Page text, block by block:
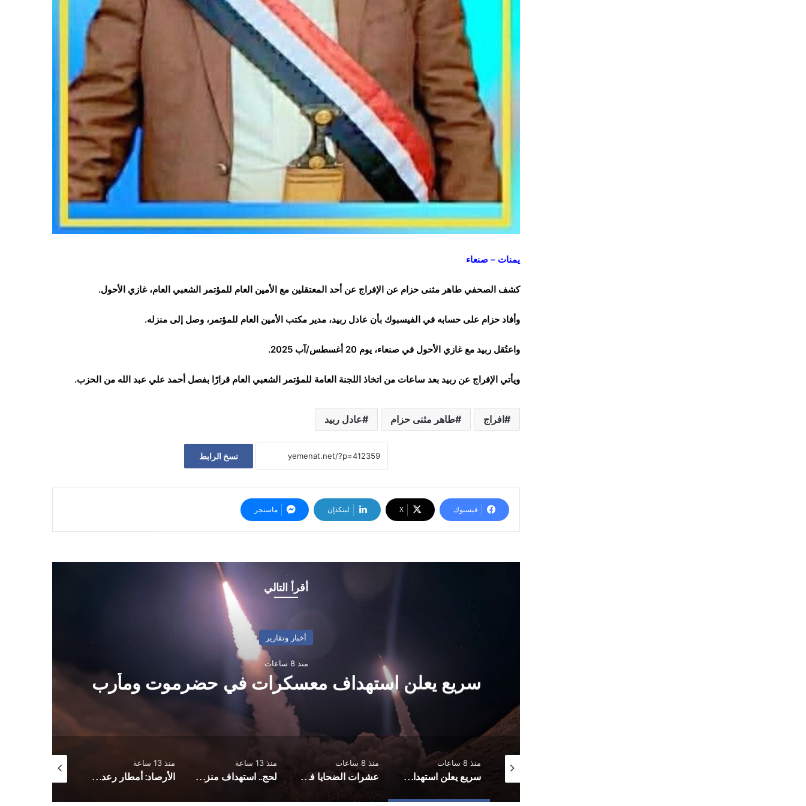
يمنات – صنعاء
كشف الصحفي طاهر مثنى حزام عن الإفراج عن أحد المعتقلين مع الأمين العام للمؤتمر الشعبي العام، غازي الأحول.
وأفاد حزام على حسابه في الفيسبوك بأن عادل ربيد، مدير مكتب الأمين العام للمؤتمر، وصل إلى منزله.
واعتُقل ربيد مع غازي الأحول في صنعاء، يوم 20 أغسطس/آب 2025.
ويأتي الإفراج عن ربيد بعد ساعات من اتخاذ اللجنة العامة للمؤتمر الشعبي العام قرارًا بفصل أحمد علي عبد الله من الحزب.
افراج طاهر مثنى حزام عادل ربيد
نسخ الرابط
فيسبوك ‫X لينكدإن ماسنجر
أقرأ التالي
أخبار وتقارير
منذ 8 ساعات
سريع يعلن استهداف معسكرات في حضرموت ومأرب
منذ 8 ساعات
سريع يعلن استهداف معسكرات في حضرموت ومأرب
منذ 8 ساعات
عشرات الضحايا في هجمات صاروخية استهدفت معسكرات لقوات الطوارئ
منذ 13 ساعة
لحج.. استهداف منزل برلماني بقنبلة هجومية
منذ 13 ساعة
الأرصاد: أمطار رعدية مصحوبة بحبات البرد ورياح هابطة
منذ 21 ساعة